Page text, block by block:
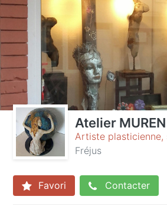
Atelier MUREN
Artiste plasticienne,
Fréjus
Favori Contacter